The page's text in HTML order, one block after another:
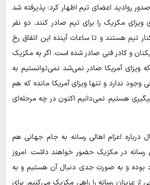
روادید اعضای تیم اظهار کرد: پذیرفته شد
مکزیک را برای تیم صادر کنند. دو نفر
تیم هستند و تا ساعات آینده این اتفاق رخ
و کادر فنی صادر شده است. اگر به مکزیک
ویزای آمریکا صادر نمی‌شد نمی‌توانستیم به
وجود ندارد و تنها ویزای آمریکا مانده که هم
هستیم. نمی‌دانیم اکنون در چه مرحله‌ای
درباره اعزام اهالی رسانه به جام جهانی هم
رسانه در مکزیک حضور خواهند داشت. امروز
بوده و به صورت جدی دنبال آن هستیم و به